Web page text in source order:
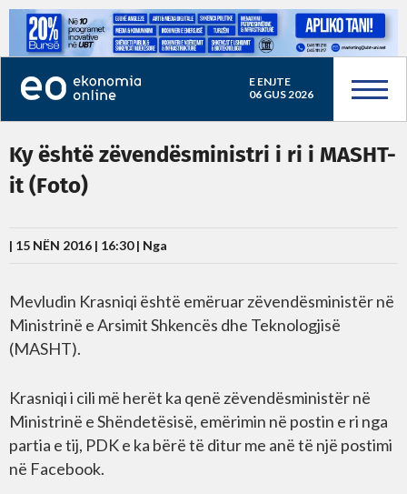
E ENJTE
06 GUS 2026
Ky është zëvendësministri i ri i MASHT-
it (Foto)
| 15 NËN 2016 | 16:30 | Nga
Mevludin Krasniqi është emëruar zëvendësministër në
Ministrinë e Arsimit Shkencës dhe Teknologjisë
(MASHT).
Krasniqi i cili më herët ka qenë zëvendësministër në
Ministrinë e Shëndetësisë, emërimin në postin e ri nga
partia e tij, PDK e ka bërë të ditur me anë të një postimi
në Facebook.